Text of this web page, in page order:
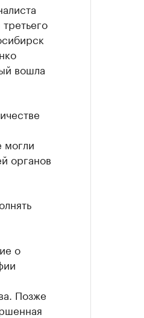
вошла
могли
органов
о
Позже